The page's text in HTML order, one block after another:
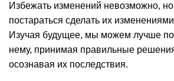
Избежать изменений невозможно,
постараться сделать их
Изучая будущее, мы можем лучше
нему, принимая правильные
осознавая их последствия.